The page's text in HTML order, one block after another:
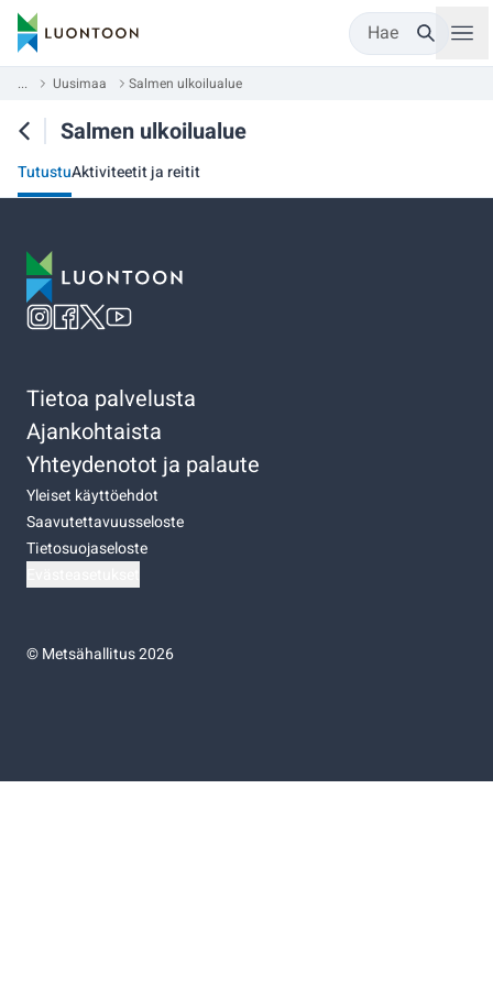
Hae
... Uusimaa Salmen ulkoilualue
Salmen ulkoilualue
TutustuAktiviteetit ja reitit
Tietoa palvelusta
Ajankohtaista
Yhteydenotot ja palaute
Yleiset käyttöehdot
Saavutettavuusseloste
Tietosuojaseloste
©Metsähallitus 2026